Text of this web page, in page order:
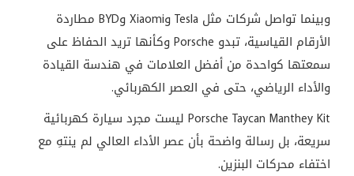
وبينما تواصل شركات مثل Tesla وXiaomi وBYD مطاردة
الأرقام القياسية، تبدو Porsche وكأنها تريد الحفاظ على
سمعتها كواحدة من أفضل العلامات في هندسة القيادة
والأداء الرياضي، حتى في العصر الكهربائي.
Porsche Taycan Manthey Kit ليست مجرد سيارة كهربائية
سريعة، بل رسالة واضحة بأن عصر الأداء العالي لم ينتهِ مع
اختفاء محركات البنزين.